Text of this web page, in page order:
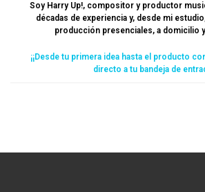
Soy Harry Up!, compositor y productor
décadas de experiencia y, desde mi
producción presenciales, a domicilio
¡¡Desde tu primera idea hasta el producto
directo a tu bandeja de